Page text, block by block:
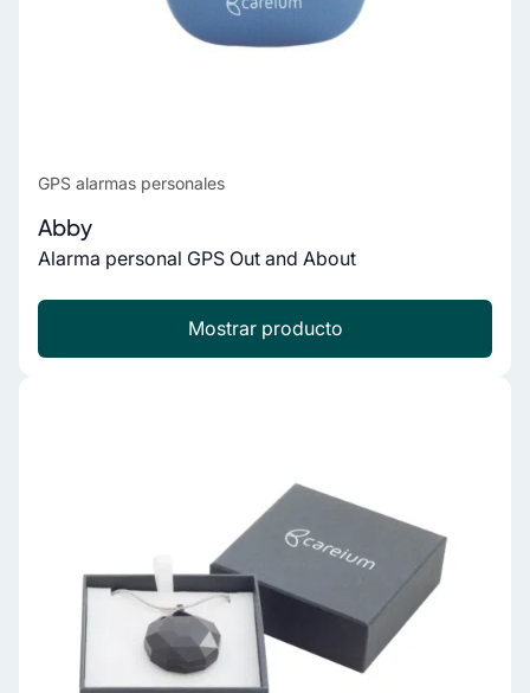
GPS alarmas personales
Abby
Alarma personal GPS Out and About
Mostrar producto